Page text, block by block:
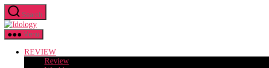
Skip
to
the
content
Search
Idology
Menu
REVIEW
Review